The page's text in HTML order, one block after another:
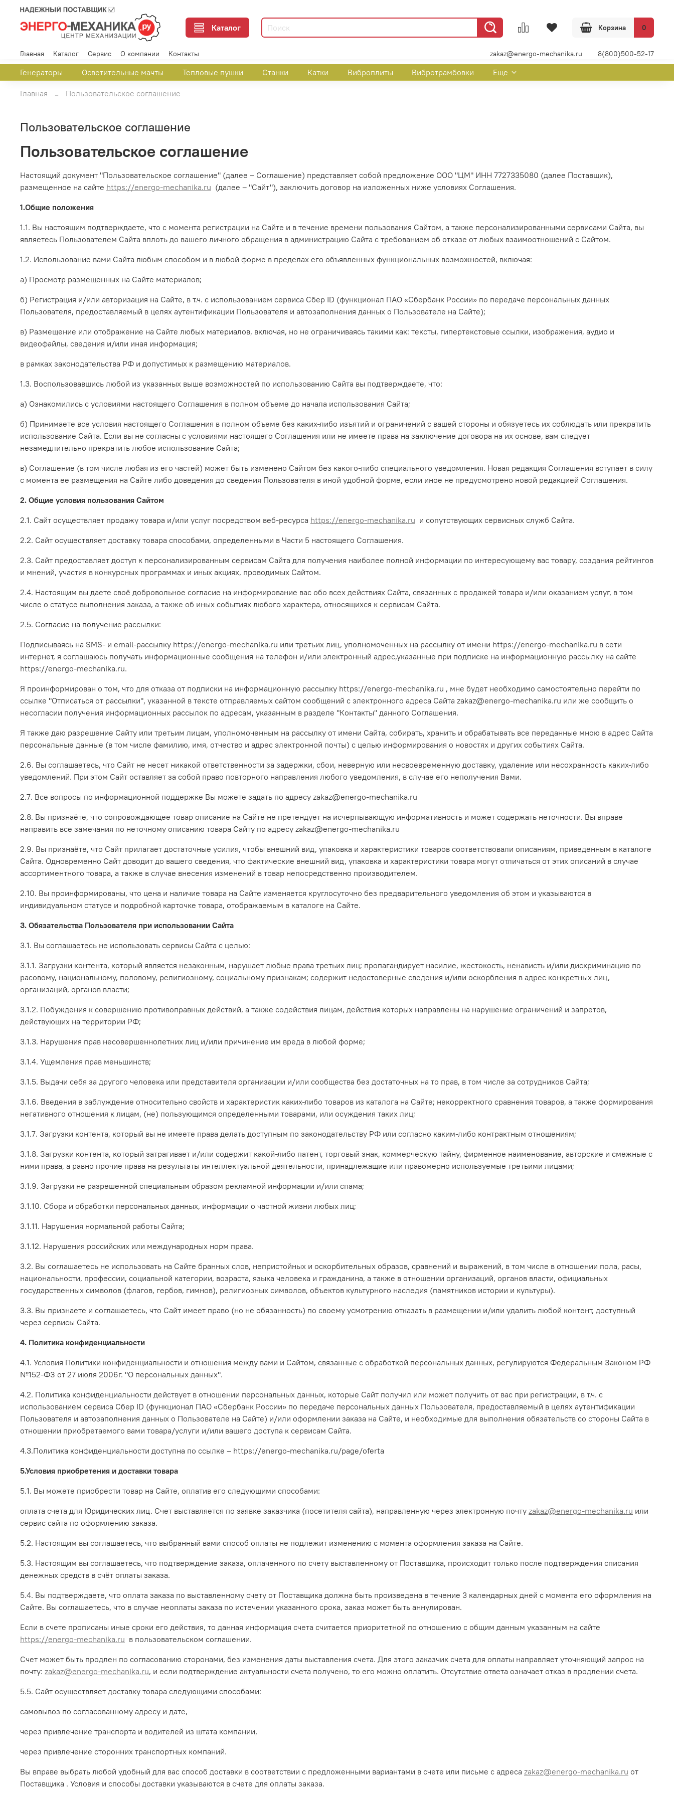
Каталог Корзина 0
Главная Каталог Сервис О компании Контакты zakaz@energo-mechanika.ru 8(800)500-52-17
Генераторы Осветительные мачты Тепловые пушки Станки Катки Виброплиты Вибротрамбовки Еще
Главная Пользовательское соглашение
Пользовательское соглашение
Пользовательское соглашение
Настоящий документ "Пользовательское соглашение" (далее – Соглашение) представляет собой предложение ООО "ЦМ" ИНН 7727335080 (далее Поставщик),
размещенное на сайте https://energo-mechanika.ru (далее – "Сайт"), заключить договор на изложенных ниже условиях Соглашения.
1.Общие положения
1.1. Вы настоящим подтверждаете, что с момента регистрации на Сайте и в течение времени пользования Сайтом, а также персонализированными сервисами Сайта, вы
являетесь Пользователем Сайта вплоть до вашего личного обращения в администрацию Сайта с требованием об отказе от любых взаимоотношений с Сайтом.
1.2. Использование вами Сайта любым способом и в любой форме в пределах его объявленных функциональных возможностей, включая:
а) Просмотр размещенных на Сайте материалов;
б) Регистрация и/или авторизация на Сайте, в т.ч. с использованием сервиса Сбер ID (функционал ПАО «Сбербанк России» по передаче персональных данных
Пользователя, предоставляемый в целях аутентификации Пользователя и автозаполнения данных о Пользователе на Сайте);
в) Размещение или отображение на Сайте любых материалов, включая, но не ограничиваясь такими как: тексты, гипертекстовые ссылки, изображения, аудио и
видеофайлы, сведения и/или иная информация;
в рамках законодательства РФ и допустимых к размещению материалов.
1.3. Воспользовавшись любой из указанных выше возможностей по использованию Сайта вы подтверждаете, что:
а) Ознакомились с условиями настоящего Соглашения в полном объеме до начала использования Сайта;
б) Принимаете все условия настоящего Соглашения в полном объеме без каких-либо изъятий и ограничений с вашей стороны и обязуетесь их соблюдать или прекратить
использование Сайта. Если вы не согласны с условиями настоящего Соглашения или не имеете права на заключение договора на их основе, вам следует
незамедлительно прекратить любое использование Сайта;
в) Соглашение (в том числе любая из его частей) может быть изменено Сайтом без какого-либо специального уведомления. Новая редакция Соглашения вступает в силу
с момента ее размещения на Сайте либо доведения до сведения Пользователя в иной удобной форме, если иное не предусмотрено новой редакцией Соглашения.
2. Общие условия пользования Сайтом
2.1. Сайт осуществляет продажу товара и/или услуг посредством веб-ресурса https://energo-mechanika.ru и сопутствующих сервисных служб Сайта.
2.2. Сайт осуществляет доставку товара способами, определенными в Части 5 настоящего Соглашения.
2.3. Сайт предоставляет доступ к персонализированным сервисам Сайта для получения наиболее полной информации по интересующему вас товару, создания рейтингов
и мнений, участия в конкурсных программах и иных акциях, проводимых Сайтом.
2.4. Настоящим вы даете своё добровольное согласие на информирование вас обо всех действиях Сайта, связанных с продажей товара и/или оказанием услуг, в том
числе о статусе выполнения заказа, а также об иных событиях любого характера, относящихся к сервисам Сайта.
2.5. Согласие на получение рассылки:
Подписываясь на SMS- и email-рассылку https://energo-mechanika.ru или третьих лиц, уполномоченных на рассылку от имени https://energo-mechanika.ru в сети
интернет, я соглашаюсь получать информационные сообщения на телефон и/или электронный адрес,указанные при подписке на информационную рассылку на сайте
https://energo-mechanika.ru.
Я проинформирован о том, что для отказа от подписки на информационную рассылку https://energo-mechanika.ru , мне будет необходимо самостоятельно перейти по
ссылке "Отписаться от рассылки", указанной в тексте отправляемых сайтом сообщений с электронного адреса Сайта zakaz@energo-mechanika.ru или же сообщить о
несогласии получения информационных рассылок по адресам, указанным в разделе "Контакты" данного Соглашения.
Я также даю разрешение Сайту или третьим лицам, уполномоченным на рассылку от имени Сайта, собирать, хранить и обрабатывать все переданные мною в адрес Сайта
персональные данные (в том числе фамилию, имя, отчество и адрес электронной почты) с целью информирования о новостях и других событиях Сайта.
2.6. Вы соглашаетесь, что Сайт не несет никакой ответственности за задержки, сбои, неверную или несвоевременную доставку, удаление или несохранность каких-либо
уведомлений. При этом Сайт оставляет за собой право повторного направления любого уведомления, в случае его неполучения Вами.
2.7. Все вопросы по информационной поддержке Вы можете задать по адресу zakaz@energo-mechanika.ru
2.8. Вы признаёте, что сопровождающее товар описание на Сайте не претендует на исчерпывающую информативность и может содержать неточности. Вы вправе
направить все замечания по неточному описанию товара Сайту по адресу zakaz@energo-mechanika.ru
2.9. Вы признаёте, что Сайт прилагает достаточные усилия, чтобы внешний вид, упаковка и характеристики товаров соответствовали описаниям, приведенным в каталоге
Сайта. Одновременно Сайт доводит до вашего сведения, что фактические внешний вид, упаковка и характеристики товара могут отличаться от этих описаний в случае
ассортиментного товара, а также в случае внесения изменений в товар непосредственно производителем.
2.10. Вы проинформированы, что цена и наличие товара на Сайте изменяется круглосуточно без предварительного уведомления об этом и указываются в
индивидуальном статусе и подробной карточке товара, отображаемым в каталоге на Сайте.
3. Обязательства Пользователя при использовании Сайта
3.1. Вы соглашаетесь не использовать сервисы Сайта с целью:
3.1.1. Загрузки контента, который является незаконным, нарушает любые права третьих лиц; пропагандирует насилие, жестокость, ненависть и/или дискриминацию по
расовому, национальному, половому, религиозному, социальному признакам; содержит недостоверные сведения и/или оскорбления в адрес конкретных лиц,
организаций, органов власти;
3.1.2. Побуждения к совершению противоправных действий, а также содействия лицам, действия которых направлены на нарушение ограничений и запретов,
действующих на территории РФ;
3.1.3. Нарушения прав несовершеннолетних лиц и/или причинение им вреда в любой форме;
3.1.4. Ущемления прав меньшинств;
3.1.5. Выдачи себя за другого человека или представителя организации и/или сообщества без достаточных на то прав, в том числе за сотрудников Сайта;
3.1.6. Введения в заблуждение относительно свойств и характеристик каких-либо товаров из каталога на Сайте; некорректного сравнения товаров, а также формирования
негативного отношения к лицам, (не) пользующимся определенными товарами, или осуждения таких лиц;
3.1.7. Загрузки контента, который вы не имеете права делать доступным по законодательству РФ или согласно каким-либо контрактным отношениям;
3.1.8. Загрузки контента, который затрагивает и/или содержит какой-либо патент, торговый знак, коммерческую тайну, фирменное наименование, авторские и смежные с
ними права, а равно прочие права на результаты интеллектуальной деятельности, принадлежащие или правомерно используемые третьими лицами;
3.1.9. Загрузки не разрешенной специальным образом рекламной информации и/или спама;
3.1.10. Сбора и обработки персональных данных, информации о частной жизни любых лиц;
3.1.11. Нарушения нормальной работы Сайта;
3.1.12. Нарушения российских или международных норм права.
3.2. Вы соглашаетесь не использовать на Сайте бранных слов, непристойных и оскорбительных образов, сравнений и выражений, в том числе в отношении пола, расы,
национальности, профессии, социальной категории, возраста, языка человека и гражданина, а также в отношении организаций, органов власти, официальных
государственных символов (флагов, гербов, гимнов), религиозных символов, объектов культурного наследия (памятников истории и культуры).
3.3. Вы признаете и соглашаетесь, что Сайт имеет право (но не обязанность) по своему усмотрению отказать в размещении и/или удалить любой контент, доступный
через сервисы Сайта.
4. Политика конфиденциальности
4.1. Условия Политики конфиденциальности и отношения между вами и Сайтом, связанные с обработкой персональных данных, регулируются Федеральным Законом РФ
№152-ФЗ от 27 июля 2006г. "О персональных данных".
4.2. Политика конфиденциальности действует в отношении персональных данных, которые Сайт получил или может получить от вас при регистрации, в т.ч. с
использованием сервиса Сбер ID (функционал ПАО «Сбербанк России» по передаче персональных данных Пользователя, предоставляемый в целях аутентификации
Пользователя и автозаполнения данных о Пользователе на Сайте) и/или оформлении заказа на Сайте, и необходимые для выполнения обязательств со стороны Сайта в
отношении приобретаемого вами товара/услуги и/или вашего доступа к сервисам Сайта.
4.3.Политика конфиденциальности доступна по ссылке – https://energo-mechanika.ru/page/oferta
5.Условия приобретения и доставки товара
5.1. Вы можете приобрести товар на Сайте, оплатив его следующими способами:
оплата счета для Юридических лиц. Счет выставляется по заявке заказчика (посетителя сайта), направленную через электронную почту zakaz@energo-mechanika.ru или
сервис сайта по оформлению заказа.
5.2. Настоящим вы соглашаетесь, что выбранный вами способ оплаты не подлежит изменению с момента оформления заказа на Сайте.
5.3. Настоящим вы соглашаетесь, что подтверждение заказа, оплаченного по счету выставленному от Поставщика, происходит только после подтверждения списания
денежных средств в счёт оплаты заказа.
5.4. Вы подтверждаете, что оплата заказа по выставленному счету от Поставщика должна быть произведена в течение 3 календарных дней с момента его оформления на
Сайте. Вы соглашаетесь, что в случае неоплаты заказа по истечении указанного срока, заказ может быть аннулирован.
Если в счете прописаны иные сроки его действия, то данная информация счета считается приоритетной по отношению с общим данным указанным на сайте
https://energo-mechanika.ru в пользовательском соглашении.
Счет может быть продлен по согласованию сторонами, без изменения даты выставления счета. Для этого заказчик счета для оплаты направляет уточняющий запрос на
почту: zakaz@energo-mechanika.ru, и если подтверждение актуальности счета получено, то его можно оплатить. Отсутствие ответа означает отказ в продлении счета.
5.5. Сайт осуществляет доставку товара следующими способами:
самовывоз по согласованному адресу и дате,
через привлечение транспорта и водителей из штата компании,
через привлечение сторонних транспортных компаний.
Вы вправе выбрать любой удобный для вас способ доставки в соответствии с предложенными вариантами в счете или письме с адреса zakaz@energo-mechanika.ru от
Поставщика . Условия и способы доставки указываются в счете для оплаты заказа.